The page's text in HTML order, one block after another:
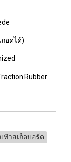
อดได้)
Rubber
เท้าสเก็ตบอร์ด